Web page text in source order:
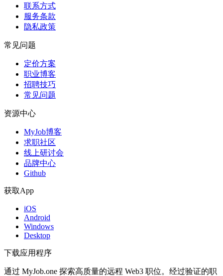
联系方式
服务条款
隐私政策
常见问题
定价方案
职业博客
招聘技巧
常见问题
资源中心
MyJob博客
求职社区
线上研讨会
品牌中心
Github
获取App
iOS
Android
Windows
Desktop
下载应用程序
通过 MyJob.one 探索高质量的远程 Web3 职位。经过验证的职